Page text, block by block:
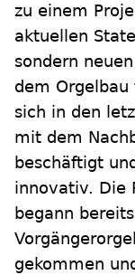
zu einem
aktuellen
sondern
dem
sich in den
mit dem
beschäftigt
innovativ. Die
begann
gekommen